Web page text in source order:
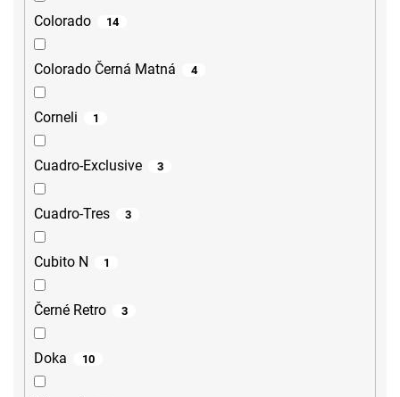
Colorado 14
Colorado Černá Matná 4
Corneli 1
Cuadro-Exclusive 3
Cuadro-Tres 3
Cubito N 1
Černé Retro 3
Doka 10